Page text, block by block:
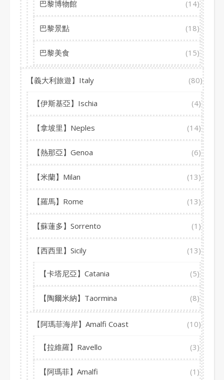
巴黎博物館 (14)
巴黎景點 (18)
巴黎美食 (15)
【義大利旅遊】Italy (80)
【伊斯基亞】Ischia (4)
【拿坡里】Neples (14)
【熱那亞】Genoa (6)
【米蘭】Milan (13)
【羅馬】Rome (13)
【蘇蓮多】Sorrento (1)
【西西里】Sicily (13)
【卡塔尼亞】Catania (5)
【陶爾米納】Taormina (8)
【阿瑪菲海岸】Amalfi Coast (10)
【拉維羅】Ravello (3)
【阿瑪菲】Amalfi (1)